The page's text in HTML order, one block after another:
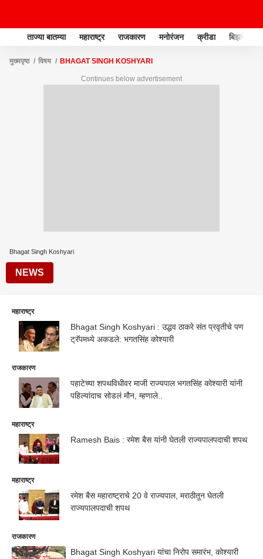
ताज्या बातम्या महाराष्ट्र राजकारण मनोरंजन क्रीडा बिझनेस
मुख्यपृष्ठ विषय BHAGAT SINGH KOSHYARI
Continues below advertisement
Bhagat Singh Koshyari
NEWS
महाराष्ट्र
Bhagat Singh Koshyari : उद्धव ठाकरे संत प्रवृतीचे पण
ट्रॅपमध्ये अकडले: भगतसिंह कोश्यारी
राजकारण
पहाटेच्या शपथविधीवर माजी राज्यपाल भगतसिंह कोश्यारी यांनी
पहिल्यांदाच सोडलं मौन, म्हणाले..
महाराष्ट्र
Ramesh Bais : रमेश बैस यांनी घेतली राज्यपालपदाची शपथ
महाराष्ट्र
रमेश बैस महाराष्ट्राचे 20 वे राज्यपाल, मराठीतून घेतली
राज्यपालपदाची शपथ
राजकारण
Bhagat Singh Koshyari यांचा निरोप समारंभ, कोश्यारी